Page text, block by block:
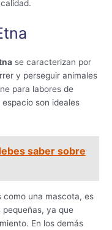
se caracterizan por
y perseguir animales
para labores de
son ideales
saber sobre
como una mascota, es
ya que
En los demás